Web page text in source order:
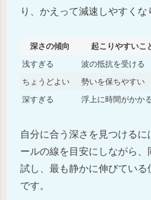
り、かえって減速しやすくな
深さの傾向 起こりやすいこ
浅すぎる
波の抵抗を受ける
ちょうどよい
勢いを保ちやすい
深すぎる
浮上に時間がかか
自分に合う深さを見つける
ールの線を目安にしながら、
試し、最も静かに伸びている
です。